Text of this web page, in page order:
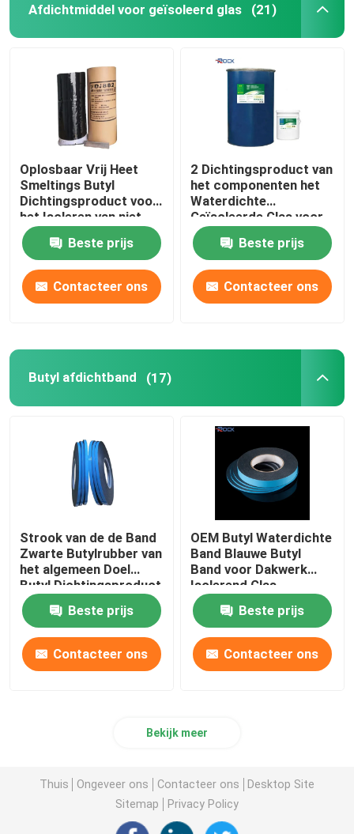
Afdichtmiddel voor geïsoleerd glas (21)
Oplosbaar Vrij Heet
Smeltings Butyl
Dichtingsproduct voor
het Isoleren van niet
Glas die vertroebelen
Beste prijs
Contacteer ons
2 Dichtingsproduct van
het componenten het
Waterdichte
Geïsoleerde Glas voor
de Bar van het
Aluminiumverbindingsstuk
Beste prijs
Contacteer ons
Butyl afdichtband (17)
Strook van de de Band
Zwarte Butylrubber van
het algemeen Doel
Butyl Dichtingsproduct
Beste prijs
Contacteer ons
OEM Butyl Waterdichte
Band Blauwe Butyl
Band voor Dakwerk
Isolerend Glas
Beste prijs
Contacteer ons
Bekijk meer
Thuis Ongeveer ons Contacteer ons
Desktop Site
Sitemap
Privacy Policy